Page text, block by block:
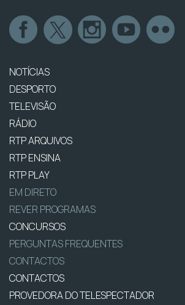
NOTÍCIAS
DESPORTO
TELEVISÃO
RÁDIO
RTP ARQUIVOS
RTP ENSINA
RTP PLAY
EM DIRETO
REVER PROGRAMAS
CONCURSOS
PERGUNTAS FREQUENTES
CONTACTOS
CONTACTOS
PROVEDORA DO TELESPECTADOR